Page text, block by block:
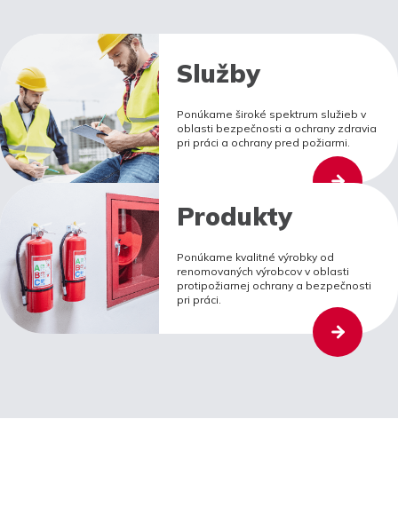
Služby
Ponúkame široké spektrum služieb v
oblasti bezpečnosti a ochrany zdravia
pri práci a ochrany pred požiarmi.
Produkty
Ponúkame kvalitné výrobky od
renomovaných výrobcov v oblasti
protipožiarnej ochrany a bezpečnosti
pri práci.